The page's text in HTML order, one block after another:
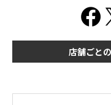
店舗ごと